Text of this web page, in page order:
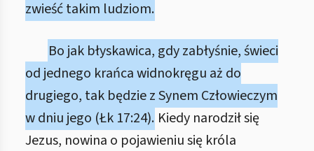
zwieść takim ludziom.
Bo jak błyskawica, gdy zabłyśnie, świeci
od jednego krańca widnokręgu aż do
drugiego, tak będzie z Synem Człowieczym
w dniu jego (Łk 17:24). Kiedy narodził się
Jezus, nowina o pojawieniu się króla